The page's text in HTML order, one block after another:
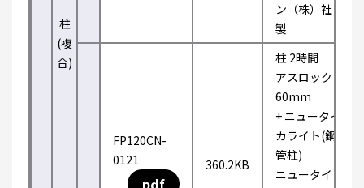
柱
(複
合)
ン（株）社
製
FP120CN-
0121
pdf
360.2KB
柱 2時間
アスロック
60mm
+ ニュータイ
カライト(鋼
管柱)
ニュータイ